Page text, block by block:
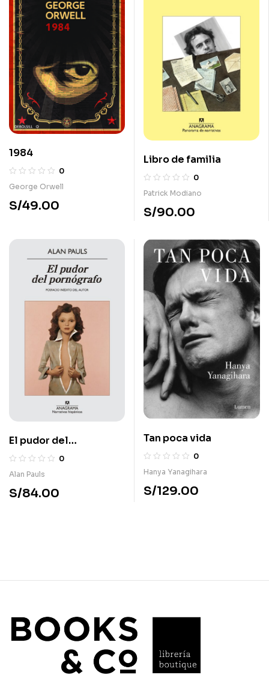
1984
0
George Orwell
S/49.00
Libro de familia
0
Patrick Modiano
S/90.00
El pudor del
pornografo
0
Alan Pauls
S/84.00
Tan poca vida
0
Hanya Yanagihara
S/129.00